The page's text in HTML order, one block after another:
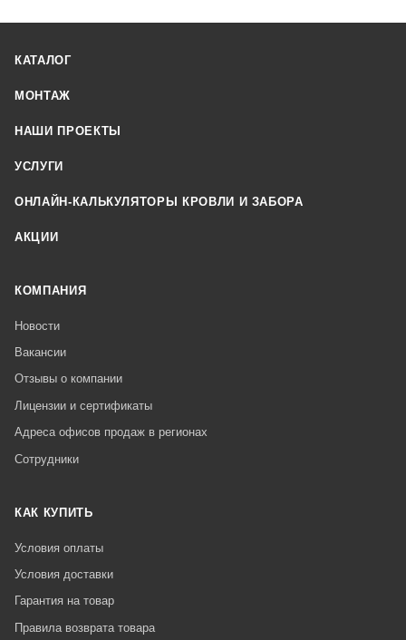
КАТАЛОГ
МОНТАЖ
НАШИ ПРОЕКТЫ
УСЛУГИ
ОНЛАЙН-КАЛЬКУЛЯТОРЫ КРОВЛИ И ЗАБОРА
АКЦИИ
КОМПАНИЯ
Новости
Вакансии
Отзывы о компании
Лицензии и сертификаты
Адреса офисов продаж в регионах
Сотрудники
КАК КУПИТЬ
Условия оплаты
Условия доставки
Гарантия на товар
Правила возврата товара